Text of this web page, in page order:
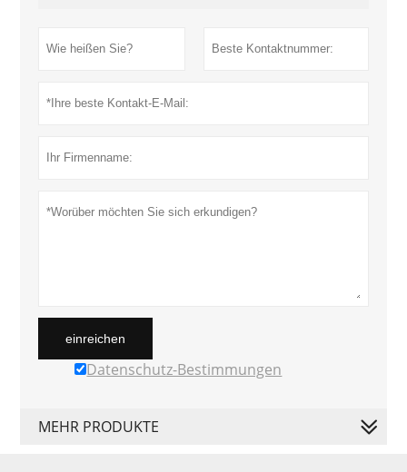
einreichen
Datenschutz-Bestimmungen
MEHR PRODUKTE